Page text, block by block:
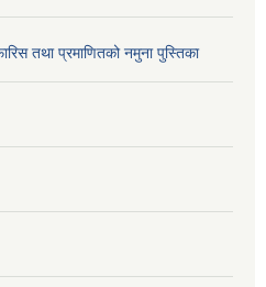
तथा प्रमाणितको नमुना पुस्तिका